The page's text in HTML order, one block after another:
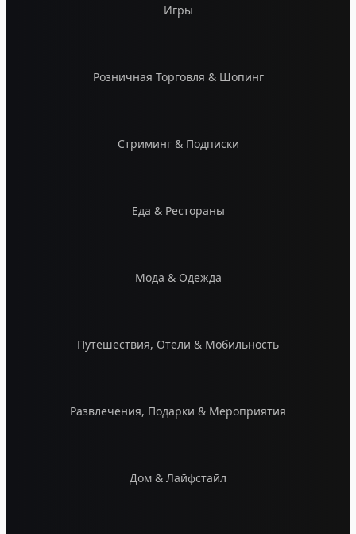
Игры
Розничная Торговля & Шопинг
Стриминг & Подписки
Еда & Рестораны
Мода & Одежда
Путешествия, Отели & Мобильность
Развлечения, Подарки & Мероприятия
Дом & Лайфстайл